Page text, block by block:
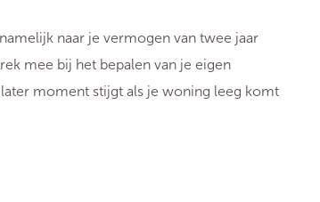
naar je vermogen van twee jaar
mee bij het bepalen van je eigen
moment stijgt als je woning leeg komt